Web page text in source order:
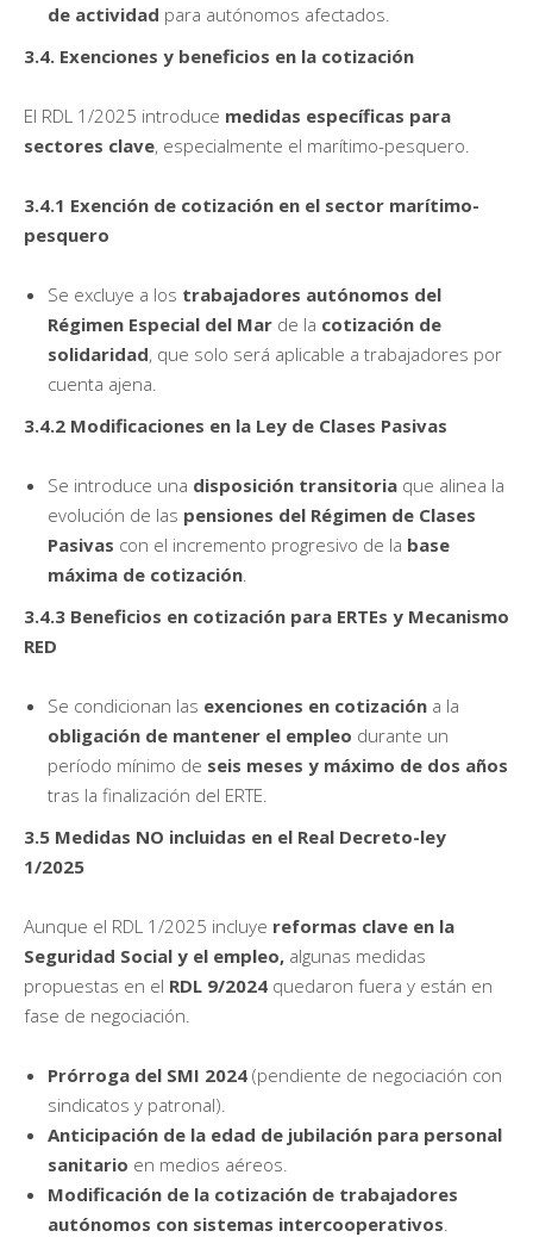
de actividad para autónomos afectados.
3.4. Exenciones y beneficios en la cotización
El RDL 1/2025 introduce medidas específicas para
sectores clave, especialmente el marítimo-pesquero.
3.4.1 Exención de cotización en el sector marítimo-
pesquero
Se excluye a los trabajadores autónomos del
Régimen Especial del Mar de la cotización de
solidaridad, que solo será aplicable a trabajadores por
cuenta ajena.
3.4.2 Modificaciones en la Ley de Clases Pasivas
Se introduce una disposición transitoria que alinea la
evolución de las pensiones del Régimen de Clases
Pasivas con el incremento progresivo de la base
máxima de cotización
3.4.3 Beneficios en cotización para ERTEs y Mecanismo
RED
Se condicionan las exenciones en cotización a la
obligación de mantener el empleo durante un
período mínimo de seis meses y máximo de dos años
tras la finalización del ERTE.
3.5 Medidas NO incluidas en el Real Decreto-ley
1/2025
Aunque el RDL 1/2025 incluye reformas clave en la
Seguridad Social y el empleo, algunas medidas
propuestas en el RDL 9/2024 quedaron fuera y están en
fase de negociación.
Prórroga del SMI 2024 (pendiente de negociación con
sindicatos y patronal).
Anticipación de la edad de jubilación para personal
sanitario en medios aéreos.
Modificación de la cotización de trabajadores
autónomos con sistemas intercooperativos